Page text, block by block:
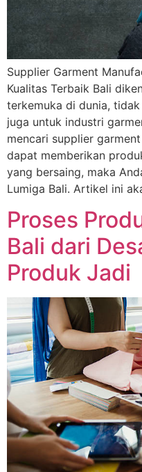
Supplier Garment
Kualitas Terbaik Bali
terkemuka di dunia,
juga untuk industri
mencari supplier
dapat memberikan
yang bersaing, maka
Lumiga Bali. Artikel ini
Proses
Bali dari
Produk Jadi